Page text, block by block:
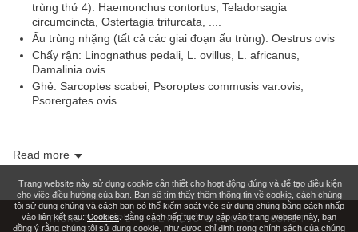
trùng thứ 4): Haemonchus contortus, Teladorsagia
circumcincta, Ostertagia trifurcata, ....
Ấu trùng nhặng (tất cả các giai đoạn ấu trùng): Oestrus ovis
Chấy rận: Linognathus pedali, L. ovillus, L. africanus,
Damalinia ovis
Ghẻ: Sarcoptes scabei, Psoroptes commusis var.ovis,
Psorergates ovis.
Read more
THÔNG TIN PHÁP LÝ LIÊN HỆ VỚI CHÚNG TÔI CÔNG TY
Trang website này sử dụng cookie cần thiết cho hoạt động đúng và để tạo điều kiện
cho việc điều hướng của bạn. Bạn sẽ tìm thấy thêm thông tin về cookie, cách chúng
tôi sử dụng chúng và cách bạn có thể kiểm soát việc sử dụng chúng bằng cách nhấp
vào liên kết sau:Cookies. Bằng cách tiếp tục truy cập vào trang website này, bạn
đồng ý rằng chúng tôi sử dụng cookie, như được chỉ định trong chính sách của chúng